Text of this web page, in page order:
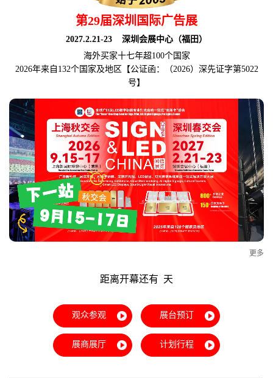
第29届深圳国际广告展
2027.2.21-23 深圳会展中心（福田）
海外买家十七年超100个国家
2026年来自132个国家及地区【公证函：（2026）深先证字第5022
号】
更多
距离开幕还有 天
观众参观 展台预订
展商展厅 计划行程